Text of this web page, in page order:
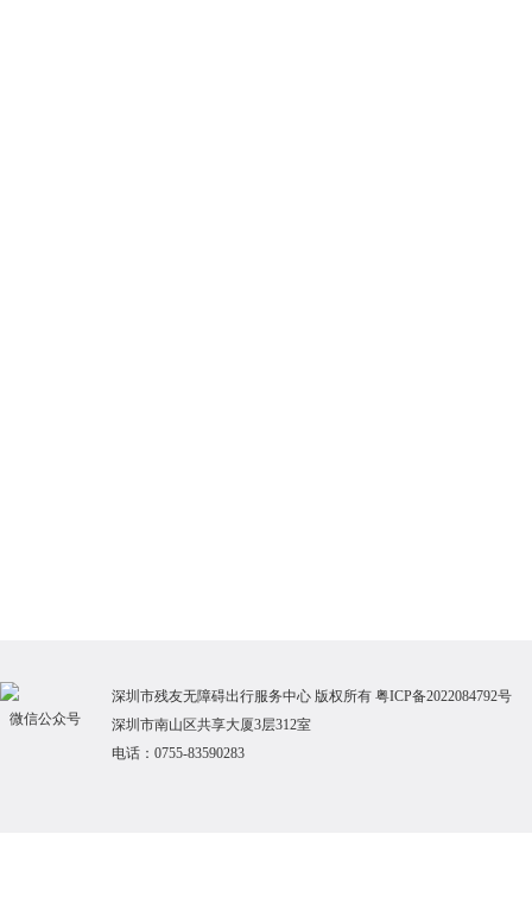
微信公众号
深圳市残友无障碍出行服务中心 版权所有 粤ICP备2022084792号
深圳市南山区共享大厦3层312室
电话：0755-83590283